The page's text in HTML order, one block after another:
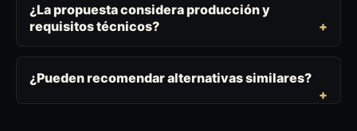
¿La propuesta considera producción y
requisitos técnicos?
¿Pueden recomendar alternativas similares?